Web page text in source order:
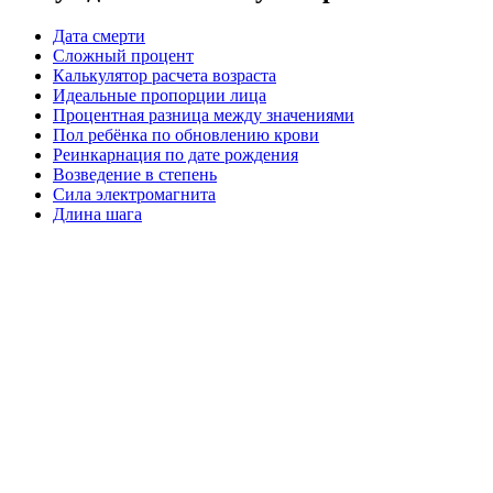
Дата смерти
Сложный процент
Калькулятор расчета возраста
Идеальные пропорции лица
Процентная разница между значениями
Пол ребёнка по обновлению крови
Реинкарнация по дате рождения
Возведение в степень
Сила электромагнита
Длина шага